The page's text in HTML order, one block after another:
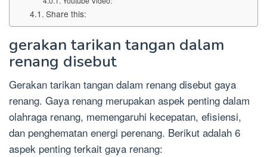
Share this:
gerakan tarikan tangan dalam
renang disebut
Gerakan tarikan tangan dalam renang disebut gaya
renang. Gaya renang merupakan aspek penting dalam
olahraga renang, memengaruhi kecepatan, efisiensi,
dan penghematan energi perenang. Berikut adalah 6
aspek penting terkait gaya renang: